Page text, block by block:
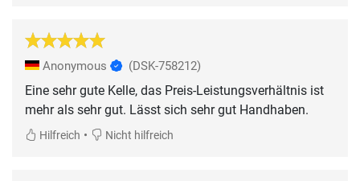
Anonymous (DSK-758212)
Eine sehr gute Kelle, das Preis-Leistungsverhältnis ist
mehr als sehr gut. Lässt sich sehr gut Handhaben.
Hilfreich • Nicht hilfreich